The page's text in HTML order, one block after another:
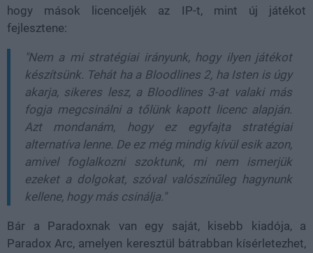
hogy mások licenceljék az IP-t, mint új játékot
fejlesztene:
"Nem a mi stratégiai irányunk, hogy ilyen játékot
készítsünk. Tehát ha a Bloodlines 2, ha Isten is úgy
akarja, sikeres lesz, a Bloodlines 3-at valaki más
fogja megcsinálni a tőlünk kapott licenc alapján.
Azt mondanám, hogy ez egyfajta stratégiai
alternatíva lenne. De ez még mindig kívül esik azon,
amivel foglalkozni szoktunk, mi nem ismerjük
ezeket a dolgokat, szóval valószínűleg hagynunk
kellene, hogy más csinálja."
Bár a Paradoxnak van egy saját, kisebb kiadója, a
Paradox Arc, amelyen keresztül bátrabban kísérletezhet,